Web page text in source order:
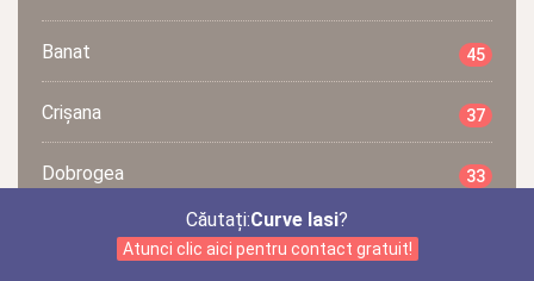
Banat 45
Crișana 37
Dobrogea 33
Căutați:Curve Iasi?
Atunci clic aici pentru contact gratuit!